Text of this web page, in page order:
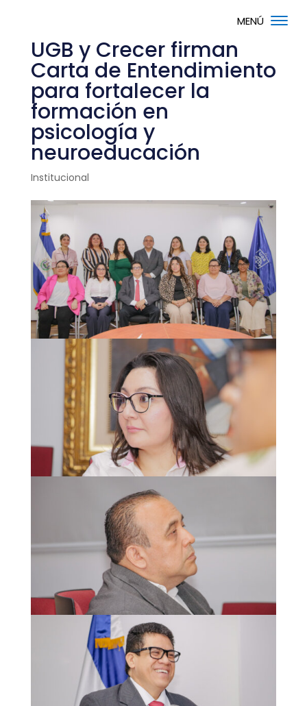
UGB y Crecer firman
Carta de Entendimiento
para fortalecer la
formación en
psicología y
neuroeducación
Institucional